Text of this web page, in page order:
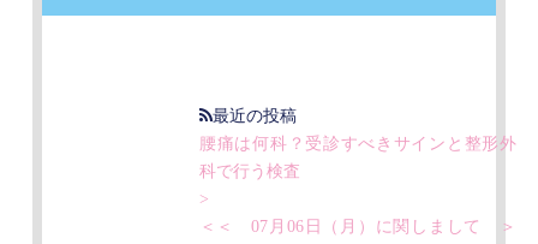
最近の投稿
腰痛は何科？受診すべきサインと整形外
科で行う検査
>
＜＜ 07月06日（月）に関しまして ＞